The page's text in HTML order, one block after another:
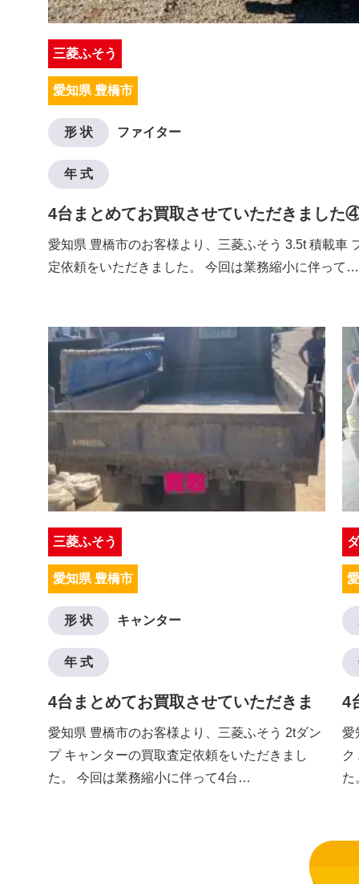
三菱ふそう
愛知県 豊橋市
形 状 ファイター
年 式
4台まとめてお買取させていただきました
愛知県 豊橋市のお客様より、三菱ふそう 3.5t 積載車
定依頼をいただきました。 今回は業務縮小に伴って…
三菱ふそう
愛知県 豊橋市
形 状 キャンター
年 式
4台まとめてお買取させていただきま
した③
愛知県 豊橋市のお客様より、三菱ふそう 2tダン
プ キャンターの買取査定依頼をいただきまし
た。 今回は業務縮小に伴って4台…
4
愛
ク
た